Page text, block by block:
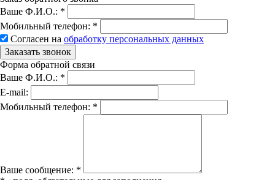
Ваше Ф.И.О.: *
Мобильный телефон: *
Согласен на обработку персональных данных
Заказать звонок
Форма обратной связи
Ваше Ф.И.О.: *
E-mail:
Мобильный телефон: *
Вашe сообщение: *